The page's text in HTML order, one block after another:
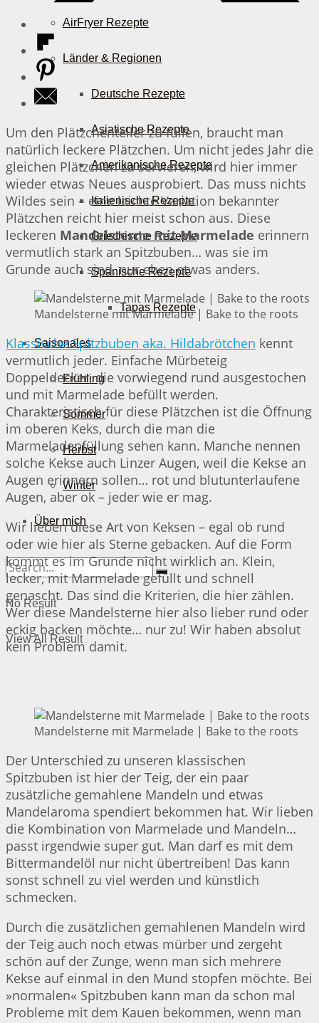
AirFryer Rezepte
Länder & Regionen
Deutsche Rezepte
Asiatische Rezepte
Amerikanische Rezepte
Italienische Rezepte
Griechische Rezepte
Spanische Rezepte
Tapas Rezepte
Saisonales
Frühling
Sommer
Herbst
Winter
Über mich
No Result
View All Result
Um den Plätzchenteller zu füllen, braucht man
natürlich leckere Plätzchen. Um nicht jedes Jahr die
gleichen Plätzchen zu servieren, wird hier immer
wieder etwas Neues ausprobiert. Das muss nichts
Wildes sein – eine leichte Variation bekannter
Plätzchen reicht hier meist schon aus. Diese
leckeren Mandelsterne mit Marmelade erinnern
vermutlich stark an Spitzbuben… was sie im
Grunde auch sind, nur eben etwas anders.
Mandelsterne mit Marmelade | Bake to the roots
Klassische Spitzbuben aka. Hildabrötchen kennt
vermutlich jeder. Einfache Mürbeteig
Doppeldecker, die vorwiegend rund ausgestochen
und mit Marmelade befüllt werden.
Charakteristisch für diese Plätzchen ist die Öffnung
im oberen Keks, durch die man die
Marmeladenfüllung sehen kann. Manche nennen
solche Kekse auch Linzer Augen, weil die Kekse an
Augen erinnern sollen… rot und blutunterlaufene
Augen, aber ok – jeder wie er mag.
Wir lieben diese Art von Keksen – egal ob rund
oder wie hier als Sterne gebacken. Auf die Form
kommt es im Grunde nicht wirklich an. Klein,
lecker, mit Marmelade gefüllt und schnell
genascht. Das sind die Kriterien, die hier zählen.
Wer diese Mandelsterne hier also lieber rund oder
eckig backen möchte… nur zu! Wir haben absolut
kein Problem damit.
Mandelsterne mit Marmelade | Bake to the roots
Der Unterschied zu unseren klassischen
Spitzbuben ist hier der Teig, der ein paar
zusätzliche gemahlene Mandeln und etwas
Mandelaroma spendiert bekommen hat. Wir lieben
die Kombination von Marmelade und Mandeln…
passt irgendwie super gut. Man darf es mit dem
Bittermandelöl nur nicht übertreiben! Das kann
sonst schnell zu viel werden und künstlich
schmecken.
Durch die zusätzlichen gemahlenen Mandeln wird
der Teig auch noch etwas mürber und zergeht
schön auf der Zunge, wenn man sich mehrere
Kekse auf einmal in den Mund stopfen möchte. Bei
»normalen« Spitzbuben kann man da schon mal
Probleme mit dem Kauen bekommen, wenn man